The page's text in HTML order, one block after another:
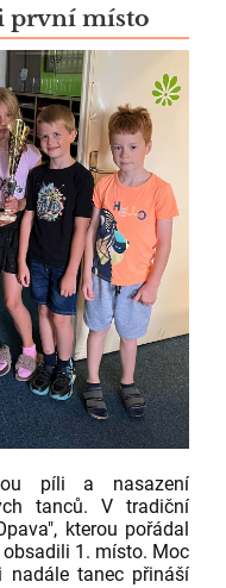
první místo
píli a nasazení
tanců. V tradiční
kterou pořádal
1. místo. Moc
tanec přináší